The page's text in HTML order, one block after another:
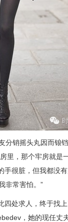
分销摇头丸因而锒
里，那个牢房就是
很脏，但我都没
非常害怕。”
处求人，终于找
，她的现任丈